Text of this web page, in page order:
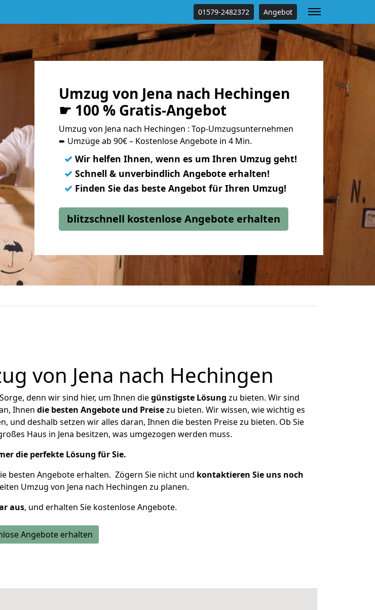
01579-2482372 Angebot
Umzug von Jena nach Hechingen
☛ 100 % Gratis-Angebot
Umzug von Jena nach Hechingen : Top-Umzugsunternehmen
➨ Umzüge ab 90€ – Kostenlose Angebote in 4 Min.
✓ Wir helfen Ihnen, wenn es um Ihren Umzug geht!
✓ Schnell & unverbindlich Angebote erhalten!
✓ Finden Sie das beste Angebot für Ihren Umzug!
blitzschnell kostenlose Angebote erhalten
von Jena nach Hechingen
denn wir sind hier, um Ihnen diegünstigste Lösung zu bieten. Wir sind
Ihnen die besten Angebote und Preisezu bieten. Wir wissen, wie wichtig es
und deshalb setzen wir alles daran, Ihnen die besten Preise zu bieten. Ob Sie
Haus in Jena besitzen, was umgezogen werden muss.
die perfekte Lösung für Sie.
besten Angebote erhalten. Zögern Sie nicht und kontaktieren Sie uns noch
Umzug von Jena nach Hechingen zu planen.
aus, und erhalten Sie kostenlose Angebote.
Angebote erhalten